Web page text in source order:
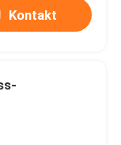
Kontakt